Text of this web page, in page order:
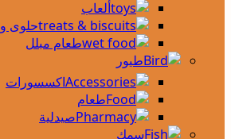
ألعاب
حلوى
طعام مبلل
طيور
اكسسورات
طعام
صيدلية
سمك